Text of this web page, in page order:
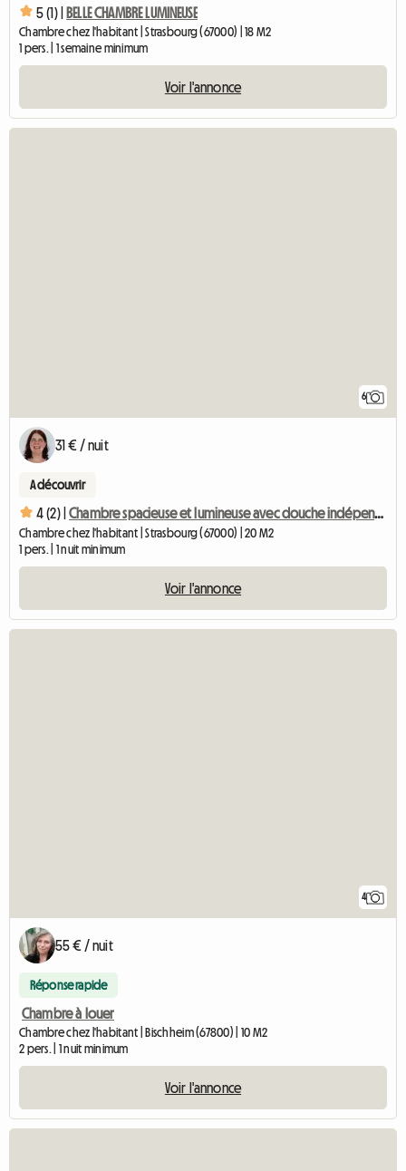
5 (1) | BELLE CHAMBRE LUMINEUSE
Chambre chez l'habitant | Strasbourg (67000) | 18 M2
1 pers. | 1 semaine minimum
Voir l'annonce
6
31 € / nuit
A découvrir
4 (2) | Chambre spacieuse et lumineuse avec douche indépendante
Chambre chez l'habitant | Strasbourg (67000) | 20 M2
1 pers. | 1 nuit minimum
Voir l'annonce
4
55 € / nuit
Réponse rapide
Chambre à louer
Chambre chez l'habitant | Bischheim (67800) | 10 M2
2 pers. | 1 nuit minimum
Voir l'annonce